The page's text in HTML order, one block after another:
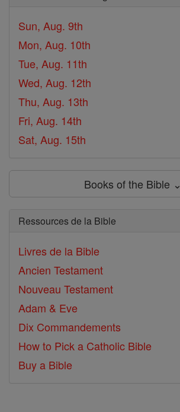
Sun, Aug. 9th
Mon, Aug. 10th
Tue, Aug. 11th
Wed, Aug. 12th
Thu, Aug. 13th
Fri, Aug. 14th
Sat, Aug. 15th
Books of the Bible ⌄
Ressources de la Bible
Livres de la Bible
Ancien Testament
Nouveau Testament
Adam & Eve
Dix Commandements
How to Pick a Catholic Bible
Buy a Bible